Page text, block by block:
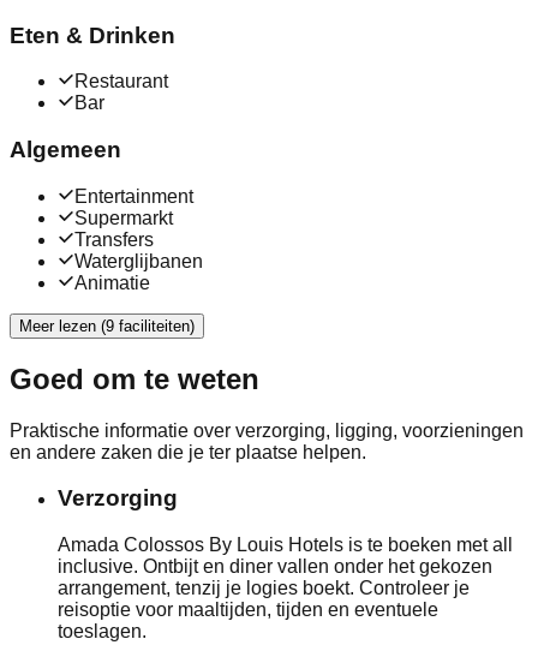
Eten & Drinken
Restaurant
Bar
Algemeen
Entertainment
Supermarkt
Transfers
Waterglijbanen
Animatie
Meer lezen (9 faciliteiten)
Goed om te weten
Praktische informatie over verzorging, ligging, voorzieningen
en andere zaken die je ter plaatse helpen.
Verzorging
Amada Colossos By Louis Hotels is te boeken met all
inclusive. Ontbijt en diner vallen onder het gekozen
arrangement, tenzij je logies boekt. Controleer je
reisoptie voor maaltijden, tijden en eventuele
toeslagen.